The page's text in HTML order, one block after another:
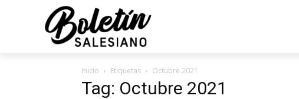
Inicio Etiquetas Octubre 2021
Tag: Octubre 2021